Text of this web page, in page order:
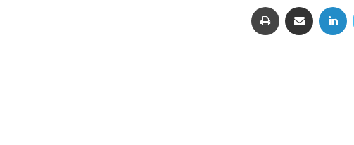
تويتر لينكدإن مشاركة عبر البريد